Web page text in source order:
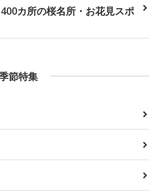
カ所の桜名所・お花見スポ
節特集